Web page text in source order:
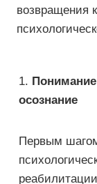
возвращения
1.
осознание
Первым
реабилитации